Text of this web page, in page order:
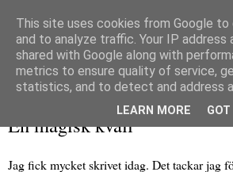
En magisk kväll
Jag fick mycket skrivet idag. Det tackar jag
This site uses cookies from Google
and to analyze traffic. Your IP address
shared with Google along with
metrics to ensure quality of service,
statistics, and to detect and address
LEARN MORE